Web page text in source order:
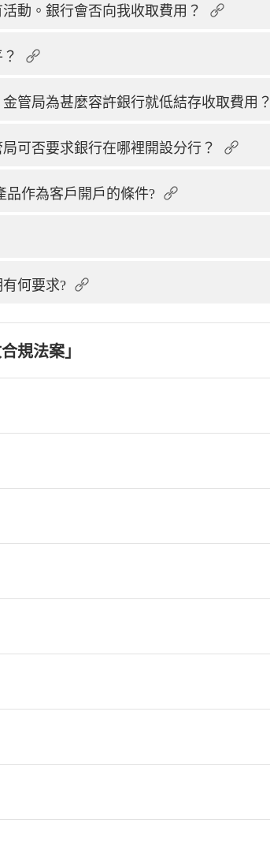
動。銀行會否向我收取費用？
管局為甚麼容許銀行就低結存收取費用？
可否要求銀行在哪裡開設分行？
品作為客戶開戶的條件?
何要求?
規法案」